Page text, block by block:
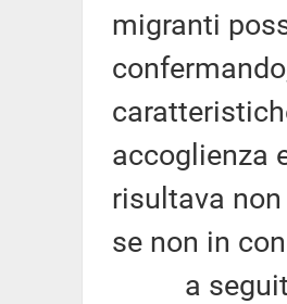
migranti
accoglienza
risultava
se non in
a seguito